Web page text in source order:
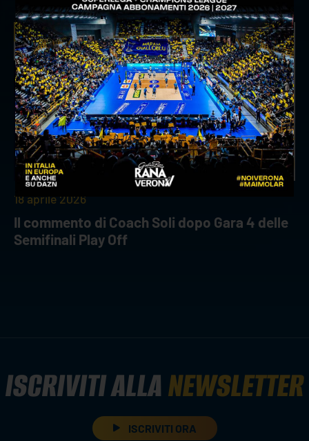
INTERVIEWS
18 aprile 2026
Il commento di Coach Soli dopo Gara 4 delle
Semifinali Play Off
ISCRIVITI ALLANEWSLETTER
ISCRIVITI ORA